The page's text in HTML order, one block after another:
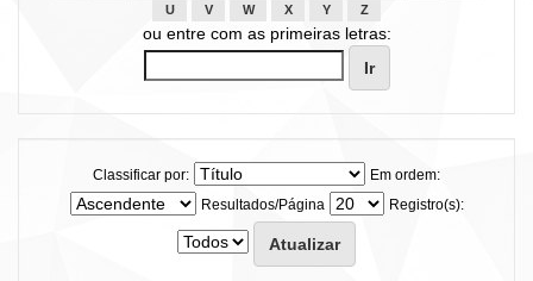
U
V W X Y Z
ou entre com as primeiras letras:
Classificar por:
Em ordem:
Resultados/Página
Registro(s):